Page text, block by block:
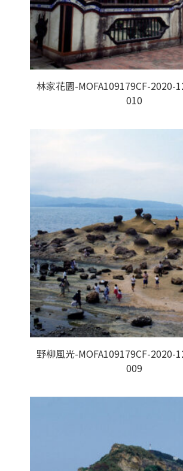
林家花園-MOFA109179CF-2020-
010
野柳風光-MOFA109179CF-2020-
009